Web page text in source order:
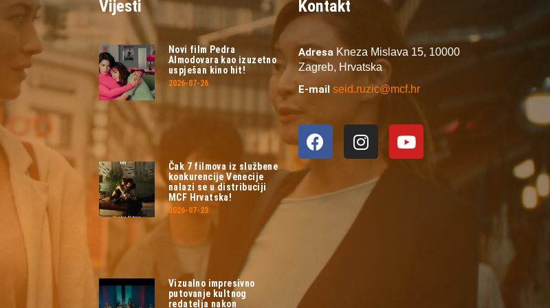
Vijesti
Novi film Pedra
Almodovara kao izuzetno
uspješan kino hit!
2026-07-26
Čak 7 filmova iz službene
konkurencije Venecije
nalazi se u distribuciji
MCF Hrvatska!
2026-07-23
Vizualno impresivno
putovanje kultnog
redatelja nakon
Kontakt
Adresa Kneza Mislava 15, 10000
Zagreb, Hrvatska
E-mail seid.ruzic@mcf.hr